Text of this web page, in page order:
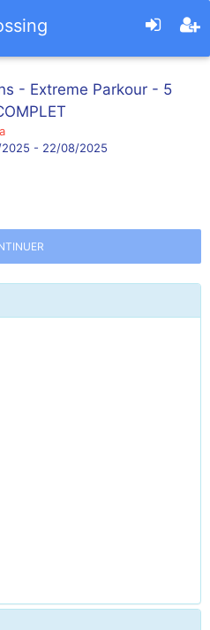
- Extreme Parkour - 5
- 22/08/2025